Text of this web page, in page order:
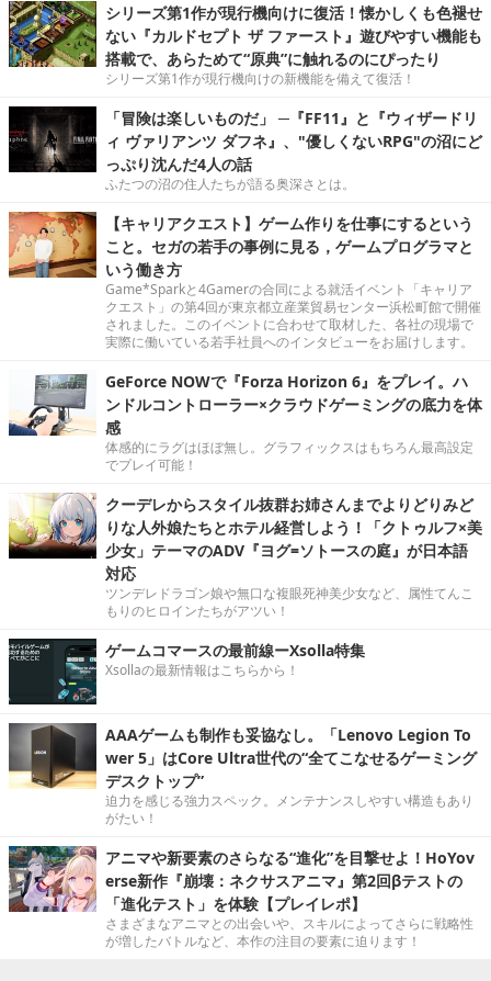
シリーズ第1作が現行機向けに復活！懐かしくも色褪せ
ない『カルドセプト ザ ファースト』遊びやすい機能も
搭載で、あらためて“原典”に触れるのにぴったり
シリーズ第1作が現行機向けの新機能を備えて復活！
「冒険は楽しいものだ」 ─『FF11』と『ウィザードリ
ィ ヴァリアンツ ダフネ』、"優しくないRPG"の沼にど
っぷり沈んだ4人の話
ふたつの沼の住人たちが語る奥深さとは。
【キャリアクエスト】ゲーム作りを仕事にするという
こと。セガの若手の事例に見る，ゲームプログラマと
いう働き方
Game*Sparkと4Gamerの合同による就活イベント「キャリア
クエスト」の第4回が東京都立産業貿易センター浜松町館で開催
されました。このイベントに合わせて取材した、各社の現場で
実際に働いている若手社員へのインタビューをお届けします。
GeForce NOWで『Forza Horizon 6』をプレイ。ハ
ンドルコントローラー×クラウドゲーミングの底力を体
感
体感的にラグはほぼ無し。グラフィックスはもちろん最高設定
でプレイ可能！
クーデレからスタイル抜群お姉さんまでよりどりみど
りな人外娘たちとホテル経営しよう！「クトゥルフ×美
少女」テーマのADV『ヨグ=ソトースの庭』が日本語
対応
ツンデレドラゴン娘や無口な複眼死神美少女など、属性てんこ
もりのヒロインたちがアツい！
ゲームコマースの最前線ーXsolla特集
Xsollaの最新情報はこちらから！
AAAゲームも制作も妥協なし。「Lenovo Legion To
wer 5」はCore Ultra世代の“全てこなせるゲーミング
デスクトップ”
迫力を感じる強力スペック。メンテナンスしやすい構造もあり
がたい！
アニマや新要素のさらなる“進化”を目撃せよ！HoYov
erse新作『崩壊：ネクサスアニマ』第2回βテストの
「進化テスト」を体験【プレイレポ】
さまざまなアニマとの出会いや、スキルによってさらに戦略性
が増したバトルなど、本作の注目の要素に迫ります！